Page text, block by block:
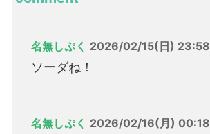
名無しぷく 2026/02/15(日) 23:58
ソーダね！
名無しぷく 2026/02/16(月) 00:18